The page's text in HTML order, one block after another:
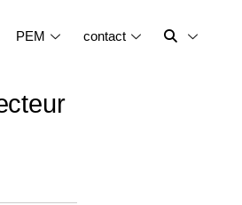
PEM contact